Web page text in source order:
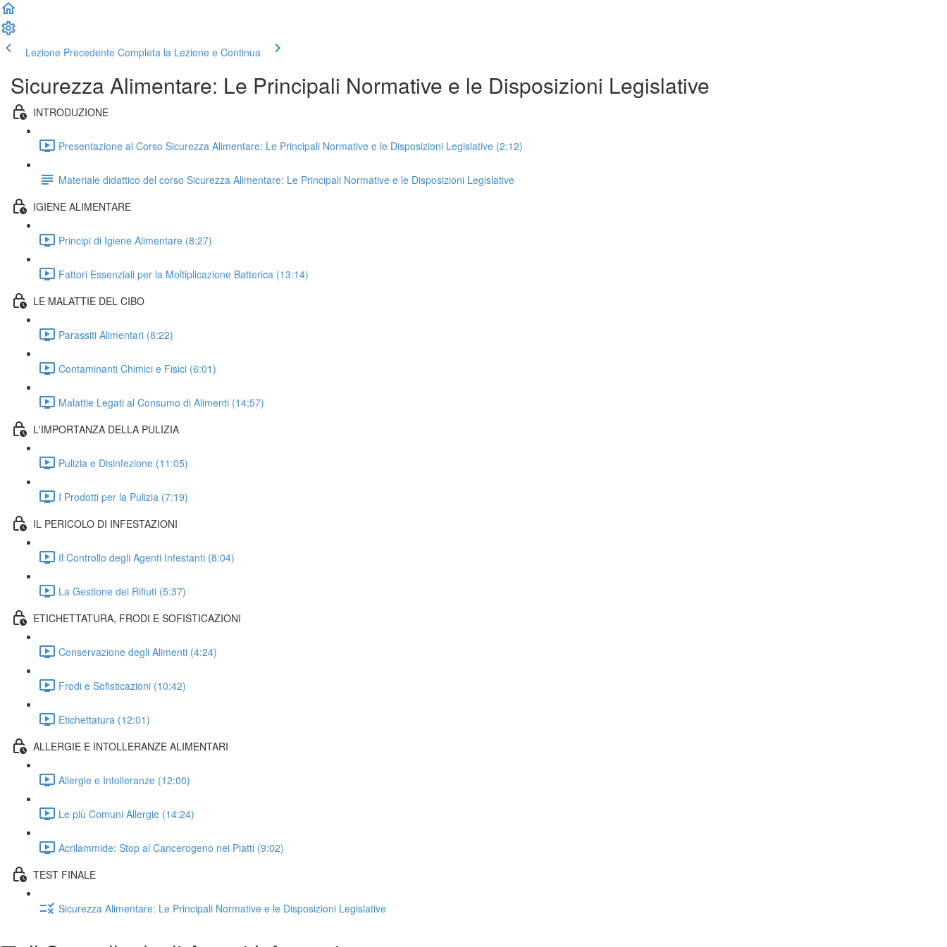
Lezione Precedente Completa la Lezione e Continua
Sicurezza Alimentare: Le Principali Normative e le Disposizioni Legislative
INTRODUZIONE
Presentazione al Corso Sicurezza Alimentare: Le Principali Normative e le Disposizioni Legislative (2:12)
Materiale didattico del corso Sicurezza Alimentare: Le Principali Normative e le Disposizioni Legislative
IGIENE ALIMENTARE
Principi di Igiene Alimentare (8:27)
Fattori Essenziali per la Moltiplicazione Batterica (13:14)
LE MALATTIE DEL CIBO
Parassiti Alimentari (8:22)
Contaminanti Chimici e Fisici (6:01)
Malattie Legati al Consumo di Alimenti (14:57)
L'IMPORTANZA DELLA PULIZIA
Pulizia e Disinfezione (11:05)
I Prodotti per la Pulizia (7:19)
IL PERICOLO DI INFESTAZIONI
Il Controllo degli Agenti Infestanti (8:04)
La Gestione dei Rifiuti (5:37)
ETICHETTATURA, FRODI E SOFISTICAZIONI
Conservazione degli Alimenti (4:24)
Frodi e Sofisticazioni (10:42)
Etichettatura (12:01)
ALLERGIE E INTOLLERANZE ALIMENTARI
Allergie e Intolleranze (12:00)
Le più Comuni Allergie (14:24)
Acrilammide: Stop al Cancerogeno nei Piatti (9:02)
TEST FINALE
Sicurezza Alimentare: Le Principali Normative e le Disposizioni Legislative